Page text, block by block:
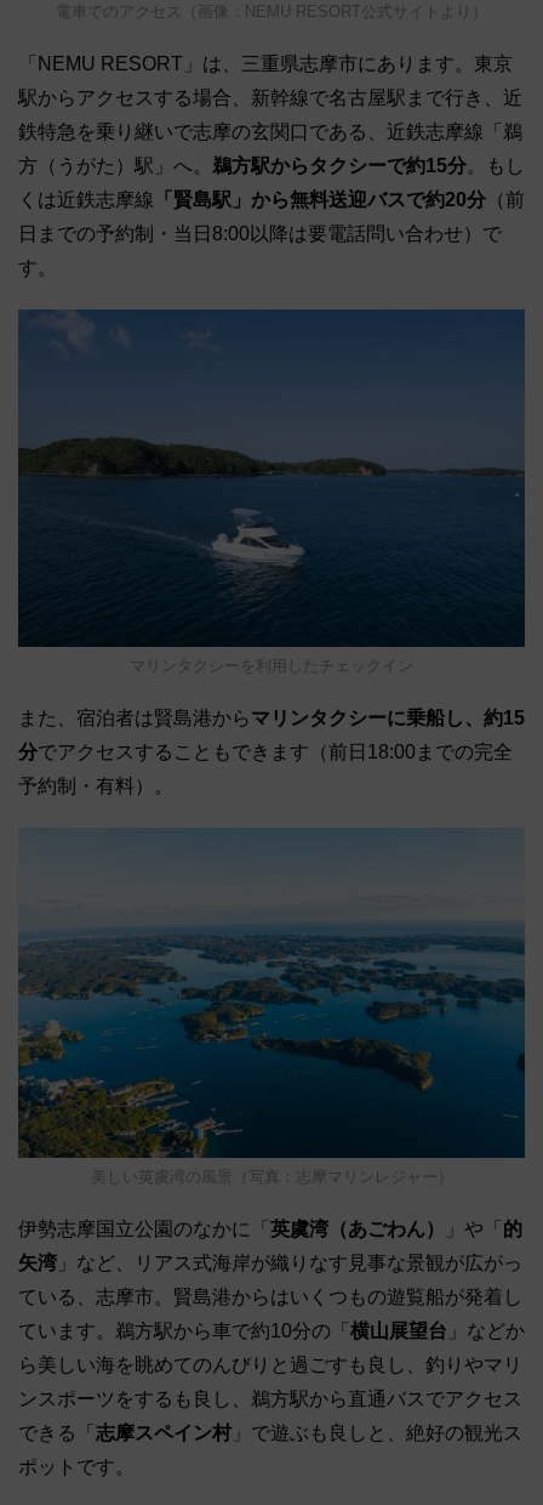
電車でのアクセス（画像：NEMU RESORT公式サイトより）
「NEMU RESORT」は、三重県志摩市にあります。東京
駅からアクセスする場合、新幹線で名古屋駅まで行き、近
鉄特急を乗り継いで志摩の玄関口である、近鉄志摩線「鵜
方（うがた）駅」へ。 鵜方駅からタクシーで約15分。もし
くは近鉄志摩線
「賢島駅」から無料送迎バスで約20分 （前
日までの予約制・当日8:00以降は要電話問い合わせ）で
す。
マリンタクシーを利用したチェックイン
また、宿泊者は賢島港からマリンタクシーに乗船し、約15
分でアクセスすることもできます（前日18:00までの完全
予約制・有料）。
美しい英虞湾の風景（写真：志摩マリンレジャー）
伊勢志摩国立公園のなかに「 英虞湾（あごわん） 」や「 的
矢湾 」など、リアス式海岸が織りなす見事な景観が広がっ
ている、志摩市。賢島港からはいくつもの遊覧船が発着し
ています。鵜方駅から車で約10分の「 横山展望台 」などか
ら美しい海を眺めてのんびりと過ごすも良し、釣りやマリ
ンスポーツをするも良し、鵜方駅から直通バスでアクセス
できる「 志摩スペイン村 」で遊ぶも良しと、絶好の観光ス
ポットです。